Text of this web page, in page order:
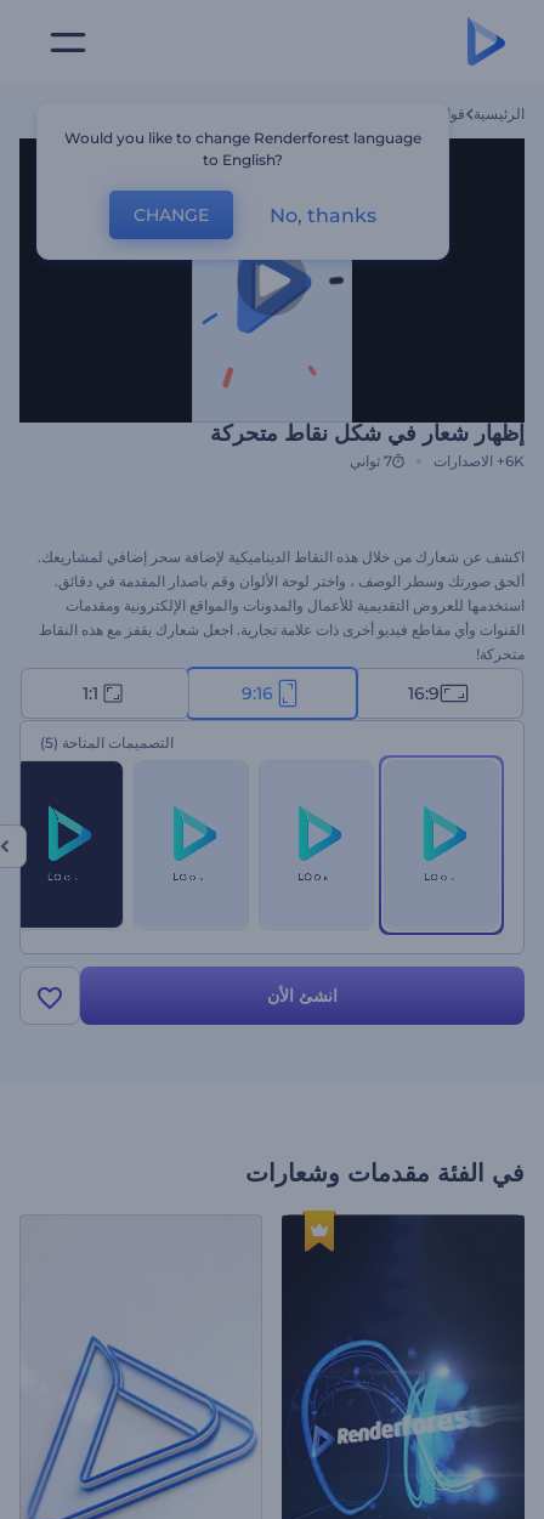
الرئيسية قوالب
إظهار شعار في شكل نقاط متحركة
6K+ الاصدارات 7 ثواني
اكشف عن شعارك من خلال هذه النقاط الديناميكية لإضافة سحر إضافي لمشاريعك.
ألحق صورتك وسطر الوصف ، واختر لوحة الألوان وقم باصدار المقدمة في دقائق.
استخدمها للعروض التقديمية للأعمال والمدونات والمواقع الإلكترونية ومقدمات
القنوات وأي مقاطع فيديو أخرى ذات علامة تجارية. اجعل شعارك يقفز مع هذه النقاط
متحركة!
16:9
9:16
1:1
التصميمات المتاحة (5)
انشئ الأن
في الفئة مقدمات وشعارات
Would you like to change Renderforest language
to English?
CHANGE No, thanks